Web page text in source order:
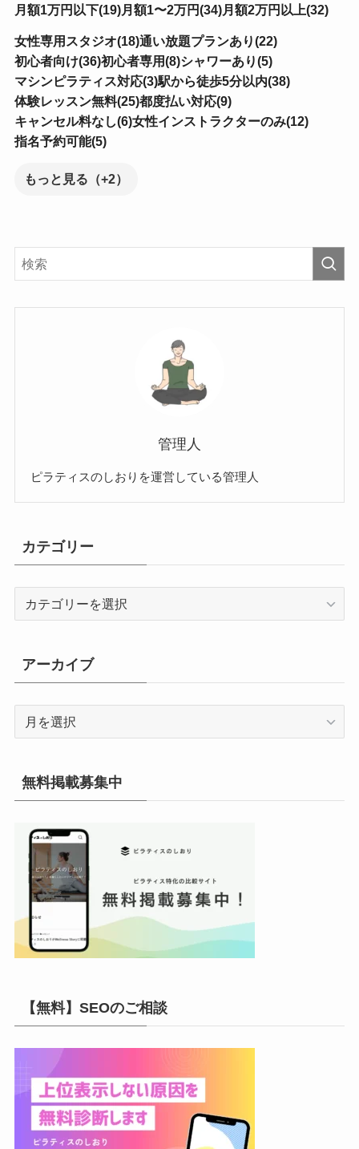
月額1万円以下(19)月額1〜2万円(34)月額2万円以上(32)
女性専用スタジオ(18)通い放題プランあり(22)
初心者向け(36)初心者専用(8)シャワーあり(5)
マシンピラティス対応(3)駅から徒歩5分以内(38)
体験レッスン無料(25)都度払い対応(9)
キャンセル料なし(6)女性インストラクターのみ(12)
指名予約可能(5)
もっと見る（+2）
管理人
ピラティスのしおりを運営している管理人
カテゴリー
リ
ー
アーカイブ
イ
ブ
無料掲載募集中
【無料】SEOのご相談